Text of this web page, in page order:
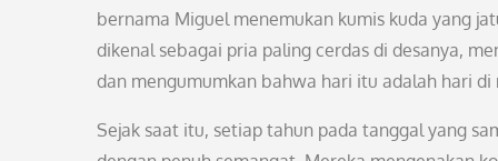
bernama Miguel menemukan kumis kuda yang
dikenal sebagai pria paling cerdas di desanya,
dan mengumumkan bahwa hari itu adalah hari
Sejak saat itu, setiap tahun pada tanggal yang